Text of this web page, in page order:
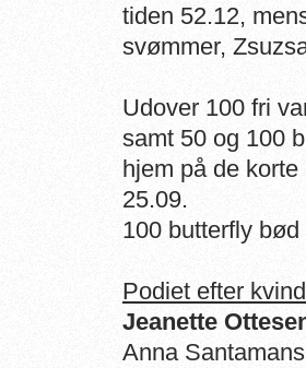
tiden 52.12,
svømmer,
Udover 100 fri
samt 50 og 100
hjem på de
25.09.
100 butterfly
Podiet efter
Jeanette
Anna